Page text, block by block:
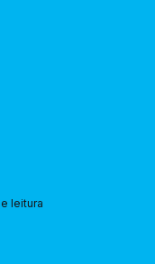
leitura